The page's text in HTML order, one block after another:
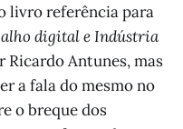
livro referência para
digital e Indústria
Ricardo Antunes, mas
a fala do mesmo no
o breque dos